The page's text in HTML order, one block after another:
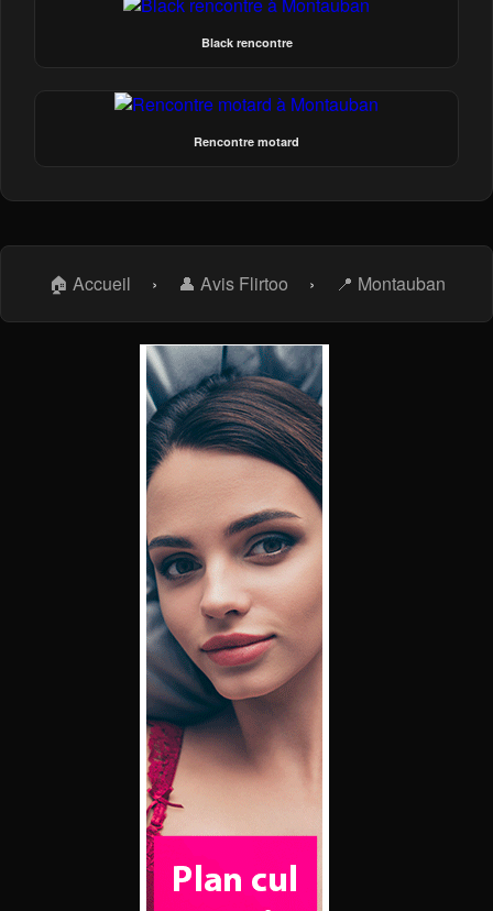
Black rencontre
Rencontre motard
🏠 Accueil › 👤 Avis Flirtoo › 📍 Montauban